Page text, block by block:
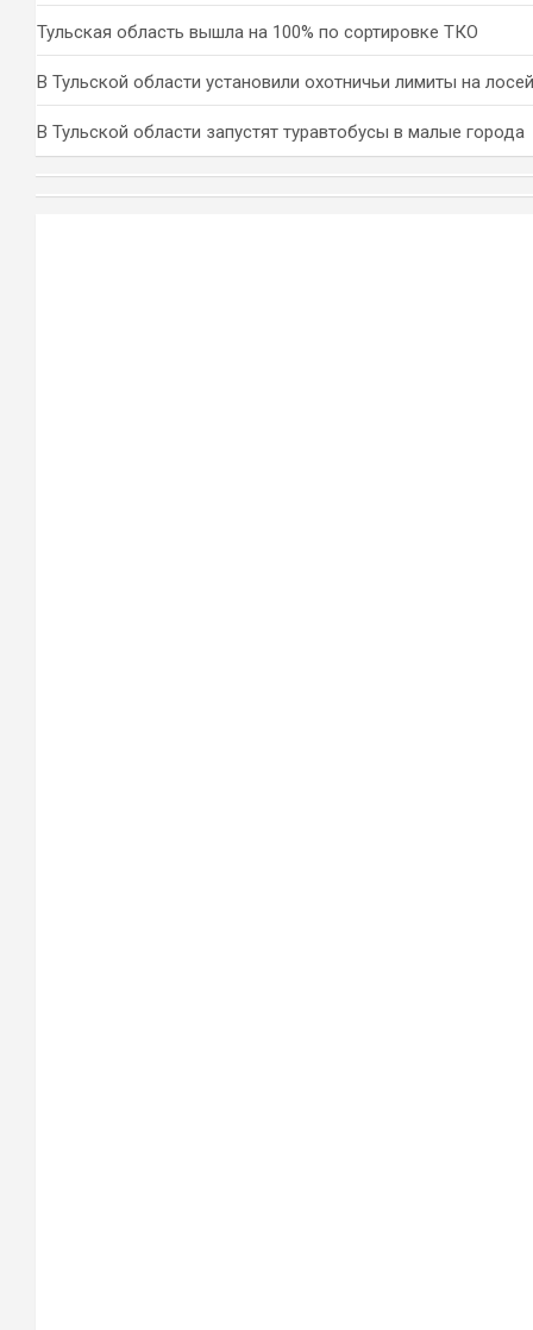
Тульская область вышла на 100% по сортировке ТКО
В Тульской области установили охотничьи лимиты на
В Тульской области запустят туравтобусы в малые города